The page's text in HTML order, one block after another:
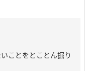
ことをとことん掘り